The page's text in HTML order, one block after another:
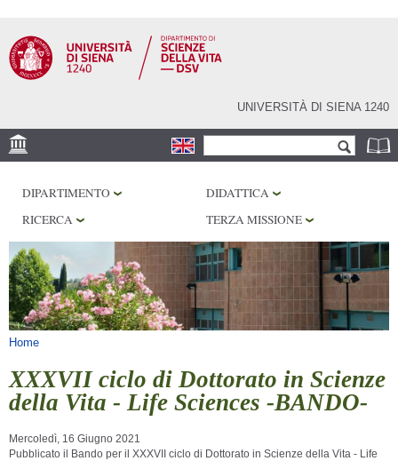
contenuto
principale
UNIVERSITÀ DI SIENA 1240
Form di ricerca
CORE FACILITIES
LABORATORI
BIBLIOTECHE
SERVIZI
DIPARTIMENTO
DIDATTICA
RICERCA
TERZA MISSIONE
Tu sei qui
Home
XXXVII ciclo di Dottorato in Scienze
della Vita - Life Sciences -BANDO-
Mercoledì, 16 Giugno 2021
Pubblicato il Bando per il XXXVII ciclo di Dottorato in Scienze della Vita - Life